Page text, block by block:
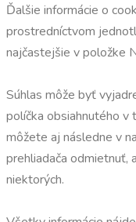
Ďalšie informácie o
prostredníctvom
najčastejšie v položke
Súhlas môže byť
políčka obsiahnutého v
môžete aj následne v
prehliadača odmietnuť,
niektorých.